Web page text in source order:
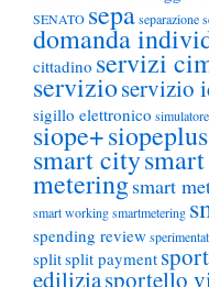
SENATO sepaseparazione
domanda
cittadino servizi
servizioservizio
sigillo elettronico simulatore
siope+siopeplus
smart city
meteringsmart
smart workingsmartmetering
spending review
splitsplit payment
ediliziasportello